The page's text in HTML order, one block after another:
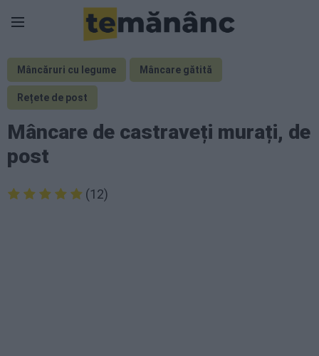
Mâncăruri cu legume Mâncare gătită
Rețete de post
Mâncare de castraveți murați, de
post
(12)